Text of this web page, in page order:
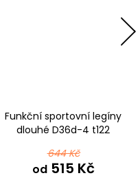
Funkční sportovní legíny
dlouhé D36d-4 t122
644 Kč
od515 Kč